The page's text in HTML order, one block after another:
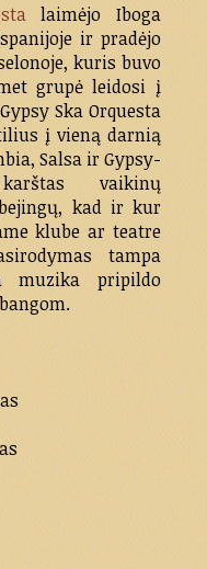
laimėjo Iboga
ir pradėjo
kuris buvo
grupė leidosi į
Ska Orquesta
į vieną darnią
Salsa ir Gypsy-
vaikinų
kad ir kur
klube ar teatre
tampa
muzika pripildo